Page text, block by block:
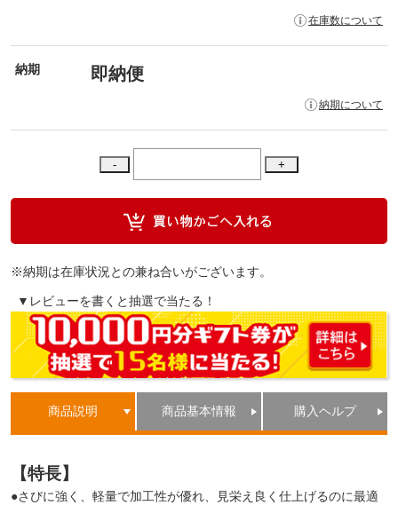
在庫数について
納期 即納便
納期について
※納期は在庫状況との兼ね合いがございます。
▼レビューを書くと抽選で当たる！
商品説明 商品基本情報 購入ヘルプ
【特長】
●さびに強く、軽量で加工性が優れ、見栄え良く仕上げるのに最適